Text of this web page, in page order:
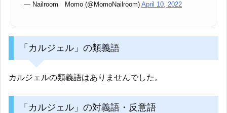
— Nailroom Momo (@MomoNailroom) April 10, 2022
「カルジェル」の類義語
カルジェルの類義語はありませんでした。
「カルジェル」の対義語・反意語